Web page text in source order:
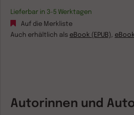
Lieferbar in 3-5 Werktagen
Auf die Merkliste
Auch erhältlich als eBook (EPUB),
Autorinnen und